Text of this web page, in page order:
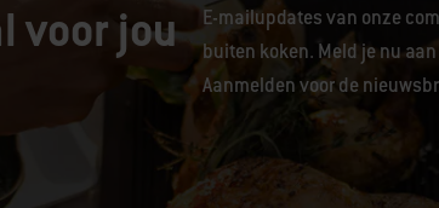
voor jou
E-mailupdates van onze
buiten koken. Meld je nu
Aanmelden voor de